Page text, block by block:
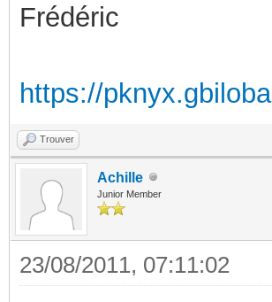
Frédéric
https://
Trouver
Achille
Junior Member
23/08/2011, 07:11:02